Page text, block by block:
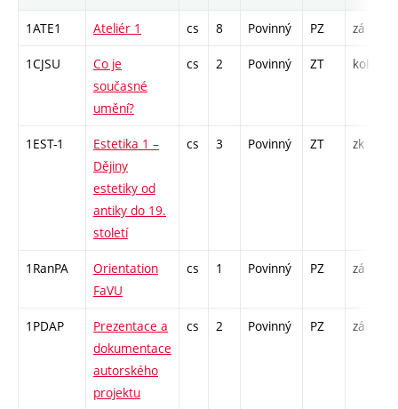
1ATE1 Ateliér 1 cs 8 Povinný PZ zá
1CJSU
Co je
současné
umění?
cs 2 Povinný ZT kol
1EST-1
Estetika 1 –
Dějiny
estetiky od
antiky do 19.
století
cs 3 Povinný ZT zk
1RanPA
Orientation
FaVU
cs 1 Povinný PZ zá
1PDAP
Prezentace a
dokumentace
autorského
projektu
cs 2 Povinný PZ zá